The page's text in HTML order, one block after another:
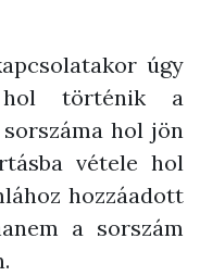
úgy
hol történik a
hol jön
vétele hol
hozzáadott
a sorszám